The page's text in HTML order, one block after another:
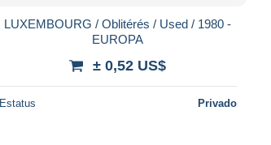
LUXEMBOURG / Oblitérés / Used / 1980 -
EUROPA
± 0,52 US$
Estatus Privado